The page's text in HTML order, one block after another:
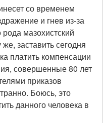
со временем
и гнев из-за
мазохистский
заставить сегодня
платить компенсации
совершенные 80 лет
приказов
Боюсь, это
данного человека в